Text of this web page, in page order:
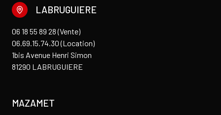
LABRUGUIERE
06 18 55 89 28 (Vente)
06.69.15.74.30 (Location)
1bis Avenue Henri Simon
81290 LABRUGUIERE
MAZAMET